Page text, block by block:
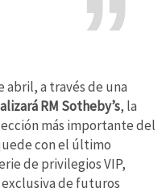
abril, a través de una
RM Sotheby’s, la
más importante del
con el último
de privilegios VIP,
de futuros